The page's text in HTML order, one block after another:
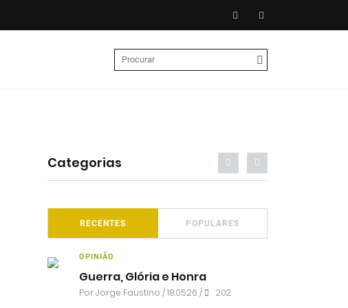
Categorias
RECENTES POPULARES
OPINIÃO
Guerra, Glória e Honra
PorJorge Faustino / 18.05.26 / 202